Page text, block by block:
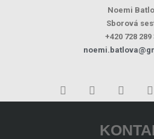
Noemi
Sborová
+420 728 289